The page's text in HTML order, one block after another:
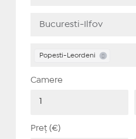
Popesti-Leordeni
Camere
Preț (€)